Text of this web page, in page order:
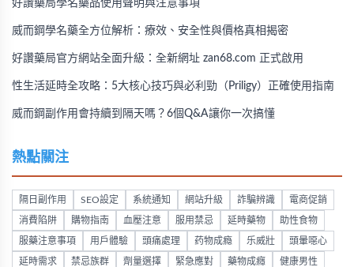
好讚藥局學名藥品使用聲明與注意事項
威而鋼學名藥全方位解析：療效、安全性與價格真相揭密
好讚藥局官方網站全面升級：全新網址 zan68.com 正式啟用
性生活延時全攻略：5大核心技巧與必利勁（Priligy）正確使用指南
威而鋼副作用會持續到隔天嗎？6個Q&A讓你一次搞懂
熱點關注
隔日副作用 SEO設定 系統通知 網站升級 詐騙辨識 電商促銷
消費陷阱 購物指南 血壓注意 服用禁忌 延時藥物 助性食物
服藥注意事項 用戶體驗 頭痛處理 药物成瘾 乐威壯 頭暈噁心
延時需求 禁忌族群 劑量選擇 緊急應對 藥物成癮 健康男性